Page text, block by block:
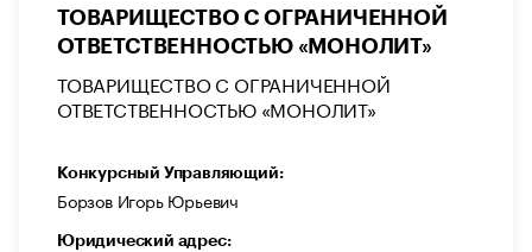
ТОВАРИЩЕСТВО С ОГРАНИЧЕННОЙ
ОТВЕТСТВЕННОСТЬЮ «МОНОЛИТ»
ТОВАРИЩЕСТВО С ОГРАНИЧЕННОЙ
ОТВЕТСТВЕННОСТЬЮ «МОНОЛИТ»
Конкурсный Управляющий:
Борзов Игорь Юрьевич
Юридический адрес: